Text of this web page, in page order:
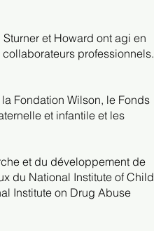
Sturner et Howard ont agi en
professionnels.
Fondation Wilson, le Fonds
et infantile et les
et du développement de
du National Institute of Child
Institute on Drug Abuse